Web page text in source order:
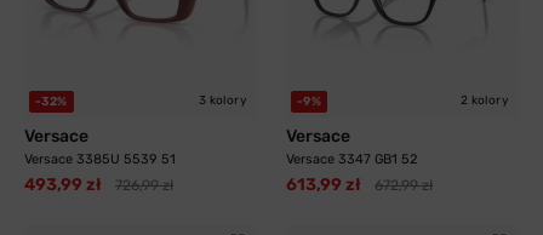
-32% 3 kolory
Versace
Versace 3385U 5539 51
493,99 zł 726,99 zł
-9% 2 kolory
Versace
Versace 3347 GB1 52
613,99 zł 672,99 zł